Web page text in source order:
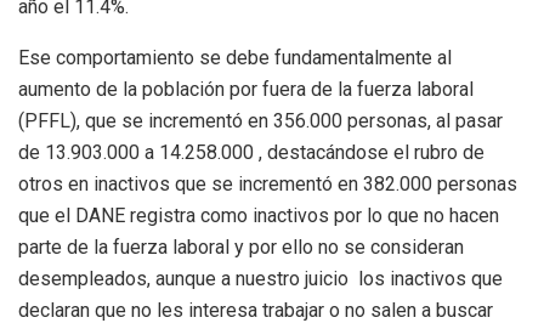
año el 11.4%.
Ese comportamiento se debe fundamentalmente al
aumento de la población por fuera de la fuerza laboral
(PFFL), que se incrementó en 356.000 personas, al pasar
de 13.903.000 a 14.258.000 , destacándose el rubro de
otros en inactivos que se incrementó en 382.000 personas
que el DANE registra como inactivos por lo que no hacen
parte de la fuerza laboral y por ello no se consideran
desempleados, aunque a nuestro juicio los inactivos que
declaran que no les interesa trabajar o no salen a buscar